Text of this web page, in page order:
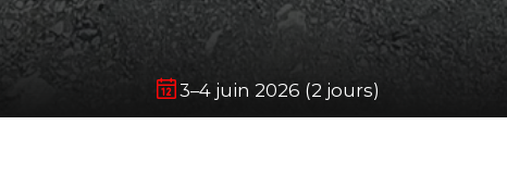
3–4 juin 2026 (2 jours)